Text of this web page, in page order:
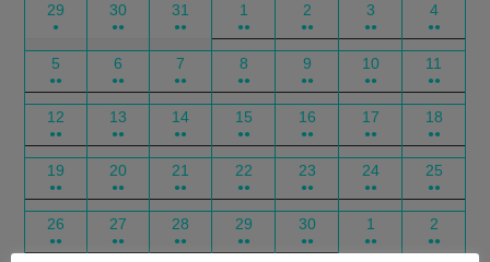
29
●
30
●●
31
●●
1
●●
2
●●
3
●●
4
●●
5
●●
6
●●
7
●●
8
●●
9
●●
10
●●
11
●●
12
●●
13
●●
14
●●
15
●●
16
●●
17
●●
18
●●
19
●●
20
●●
21
●●
22
●●
23
●●
24
●●
25
●●
26
●●
27
●●
28
●●
29
●●
30
●●
1
●●
2
●●